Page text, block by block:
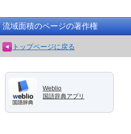
流域面積のページの著作権
トップページに戻る
Weblio
国語辞典アプリ